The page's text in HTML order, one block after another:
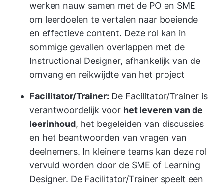
werken nauw samen met de PO en SME
om leerdoelen te vertalen naar boeiende
en effectieve content. Deze rol kan in
sommige gevallen overlappen met de
Instructional Designer, afhankelijk van de
omvang en reikwijdte van het project
Facilitator/Trainer: De Facilitator/Trainer is
verantwoordelijk voor het leveren van de
leerinhoud, het begeleiden van discussies
en het beantwoorden van vragen van
deelnemers. In kleinere teams kan deze rol
vervuld worden door de SME of Learning
Designer. De Facilitator/Trainer speelt een